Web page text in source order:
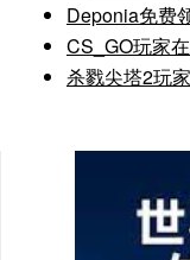
Deponia免费
CS_GO玩家
杀戮尖塔2玩